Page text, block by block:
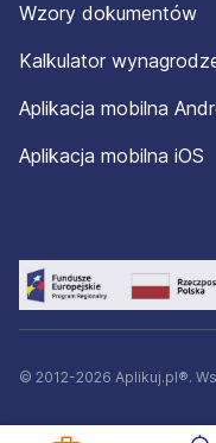
Wzory dokumentów
Kalkulator
Aplikacja mobilna
Aplikacja mobilna iOS
© 2012-2026 Aplikuj.pl®.